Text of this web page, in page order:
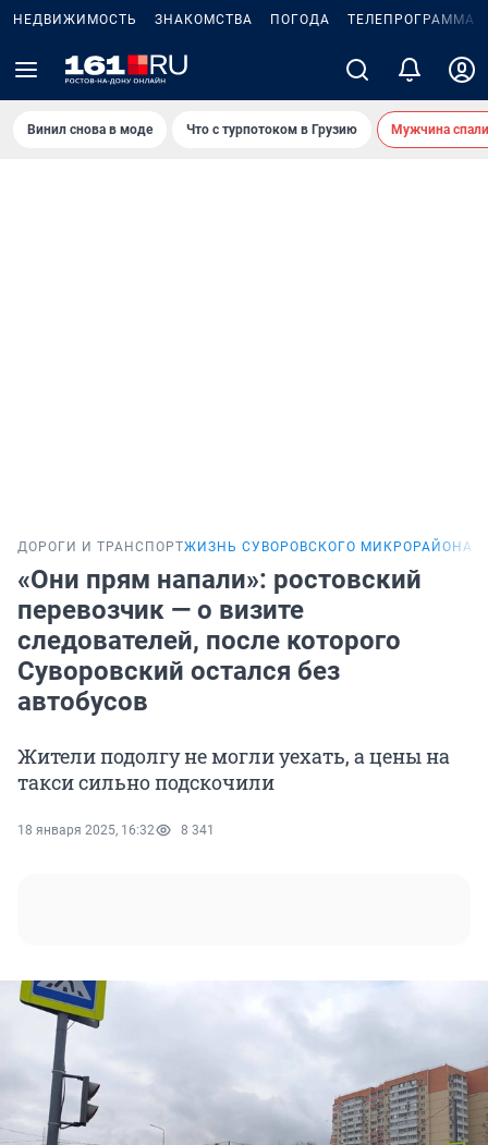
НЕДВИЖИМОСТЬ ЗНАКОМСТВА ПОГОДА ТЕЛЕПРОГРАММА
Винил снова в моде Что с турпотоком в Грузию Мужчина
ДОРОГИ И ТРАНСПОРТЖИЗНЬ СУВОРОВСКОГО МИКРОРАЙОНА
«Они прям напали»: ростовский
перевозчик — о визите
следователей, после которого
Суворовский остался без
автобусов
Жители подолгу не могли уехать, а цены на
такси сильно подскочили
18 января 2025, 16:32 8 341